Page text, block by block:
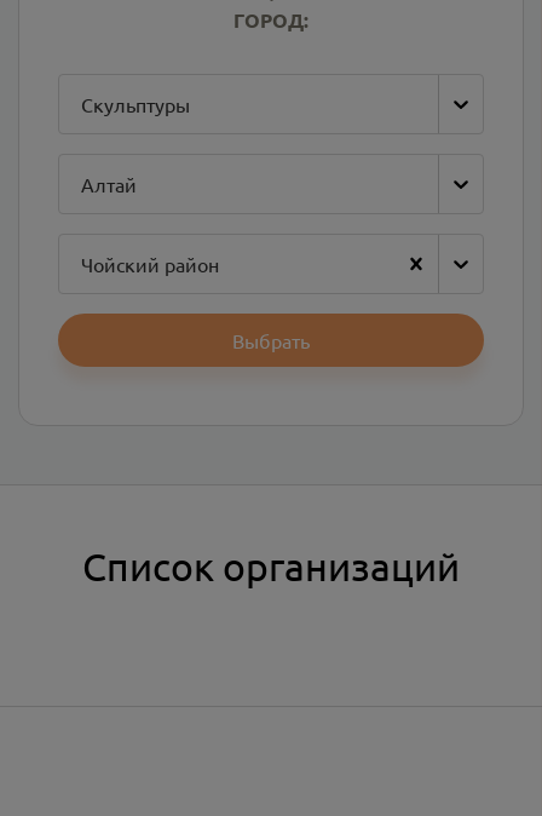
ГОРОД:
Скульптуры
Алтай
Чойский район
Выбрать
Список организаций